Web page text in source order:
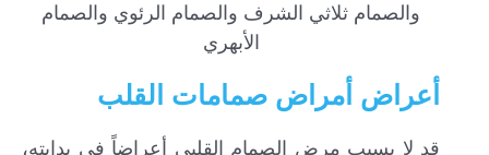
والصمام ثلاثي الشرف والصمام الرئوي والصمام
الأبهري
أعراض أمراض صمامات القلب
قد لا يسبب مرض الصمام القلبي أعراضاً في بدايته،